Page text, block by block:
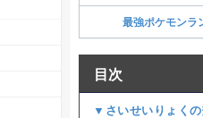
最強ポケモンラ
目次
▼さいせいりょく